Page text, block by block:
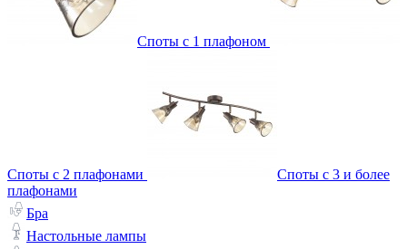
Споты с 1 плафоном
Споты с 2 плафонами
Споты с 3 и более
плафонами
Бра
Настольные лампы